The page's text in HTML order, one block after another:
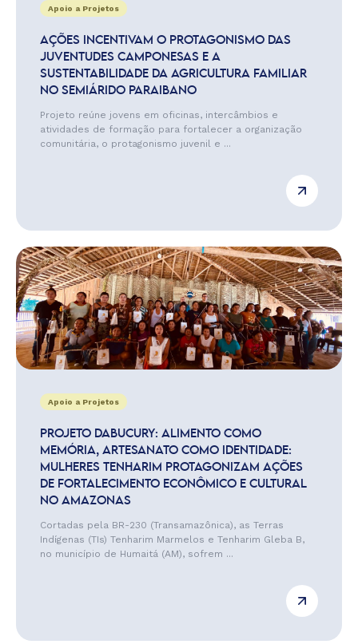
Apoio a Projetos
AÇÕES INCENTIVAM O PROTAGONISMO DAS
JUVENTUDES CAMPONESAS E A
SUSTENTABILIDADE DA AGRICULTURA FAMILIAR
NO SEMIÁRIDO PARAIBANO
Projeto reúne jovens em oficinas, intercâmbios e
atividades de formação para fortalecer a organização
comunitária, o protagonismo juvenil e ...
Apoio a Projetos
PROJETO DABUCURY: ALIMENTO COMO
MEMÓRIA, ARTESANATO COMO IDENTIDADE:
MULHERES TENHARIM PROTAGONIZAM AÇÕES
DE FORTALECIMENTO ECONÔMICO E CULTURAL
NO AMAZONAS
Cortadas pela BR-230 (Transamazônica), as Terras
Indígenas (TIs) Tenharim Marmelos e Tenharim Gleba B,
no município de Humaitá (AM), sofrem ...